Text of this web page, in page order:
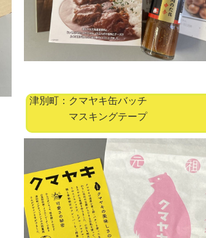
津別町：クマヤキ缶バッチ
マスキングテープ